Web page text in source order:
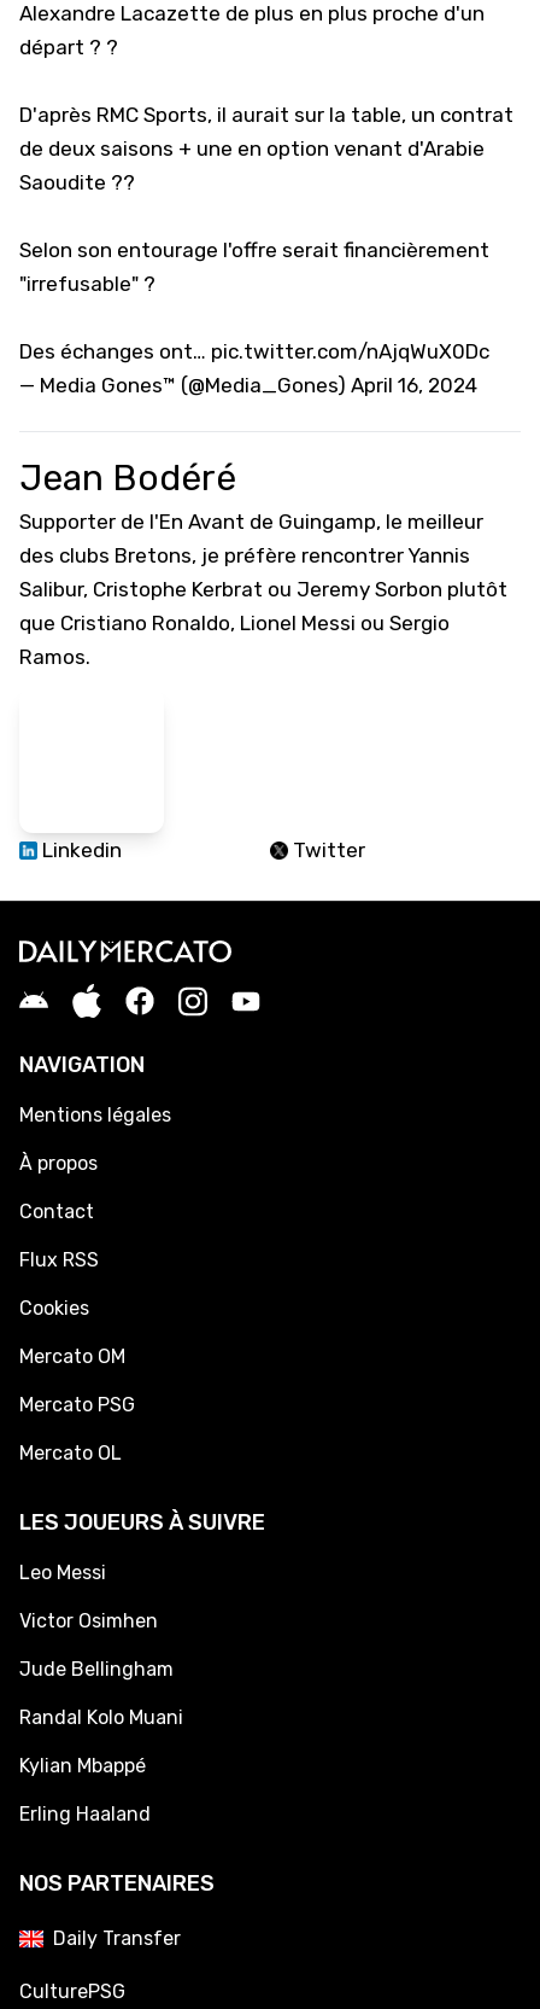
Alexandre Lacazette de plus en plus proche d'un
départ ? ?
D'après RMC Sports, il aurait sur la table, un contrat
de deux saisons + une en option venant d'Arabie
Saoudite ??
Selon son entourage l'offre serait financièrement
"irrefusable" ?
Des échanges ont… pic.twitter.com/nAjqWuX0Dc
— Media Gones™ (@Media_Gones) April 16, 2024
Jean Bodéré
Supporter de l'En Avant de Guingamp, le meilleur
des clubs Bretons, je préfère rencontrer Yannis
Salibur, Cristophe Kerbrat ou Jeremy Sorbon plutôt
que Cristiano Ronaldo, Lionel Messi ou Sergio
Ramos.
Linkedin Twitter
NAVIGATION
Mentions légales
À propos
Contact
Flux RSS
Cookies
Mercato OM
Mercato PSG
Mercato OL
LES JOUEURS À SUIVRE
Leo Messi
Victor Osimhen
Jude Bellingham
Randal Kolo Muani
Kylian Mbappé
Erling Haaland
NOS PARTENAIRES
Daily Transfer
CulturePSG